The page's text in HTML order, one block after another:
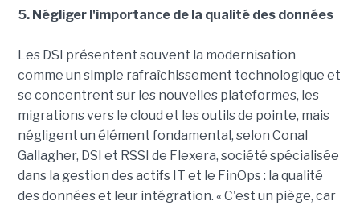
5. Négliger l'importance de la qualité des données
Les DSI présentent souvent la modernisation
comme un simple rafraîchissement technologique et
se concentrent sur les nouvelles plateformes, les
migrations vers le cloud et les outils de pointe, mais
négligent un élément fondamental, selon Conal
Gallagher, DSI et RSSI de Flexera, société spécialisée
dans la gestion des actifs IT et le FinOps : la qualité
des données et leur intégration. « C'est un piège, car